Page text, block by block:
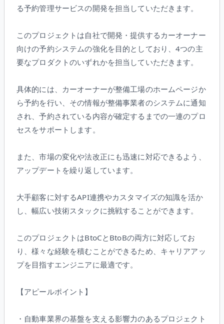
る予約管理サービスの開発を担当していただきます。
このプロジェクトは自社で開発・提供するカーオーナー
向けの予約システムの強化を目的としており、4つの主
要なプロダクトのいずれかを担当していただきます。
具体的には、カーオーナーが整備工場のホームページか
ら予約を行い、その情報が整備事業者のシステムに通知
され、予約されている内容が確定するまでの一連のプロ
セスをサポートします。
また、市場の変化や法改正にも迅速に対応できるよう、
アップデートを繰り返しています。
大手顧客に対するAPI連携やカスタマイズの知識を活か
し、幅広い技術スタックに挑戦することができます。
このプロジェクトはBtoCとBtoBの両方に対応してお
り、様々な経験を積むことができるため、キャリアアッ
プを目指すエンジニアに最適です。
【アピールポイント】
・自動車業界の基盤を支える影響力のあるプロジェクト